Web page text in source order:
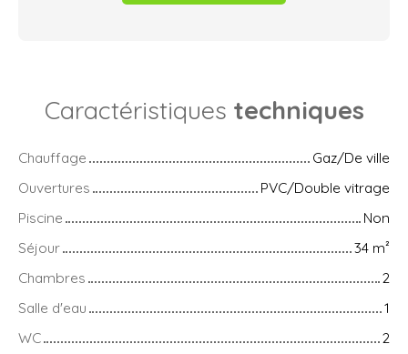
Caractéristiques techniques
Chauffage
Gaz/De ville
Ouvertures
PVC/Double vitrage
Piscine
Non
Séjour
34 m²
Chambres
2
Salle d'eau
1
WC
2